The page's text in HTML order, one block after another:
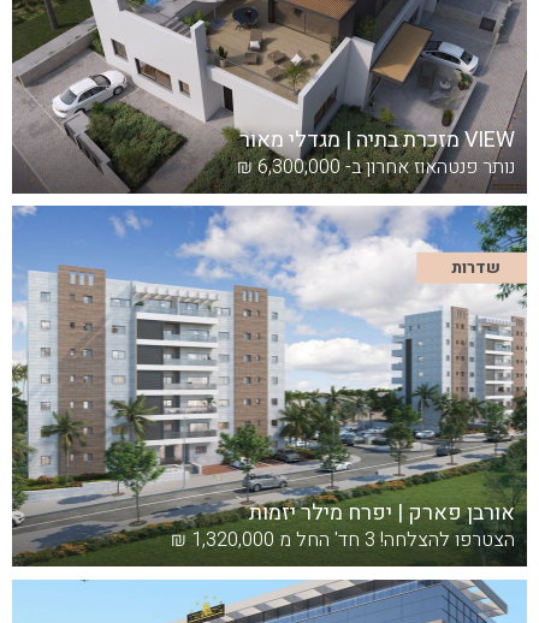
VIEW מזכרת בתיה | מגדלי מאור
נותר פנטהאוז אחרון ב- 6,300,000 ₪
אורבן פארק | יפרח מילר יזמות
הצטרפו להצלחה! 3 חד' החל מ 1,320,000 ₪
שדרות